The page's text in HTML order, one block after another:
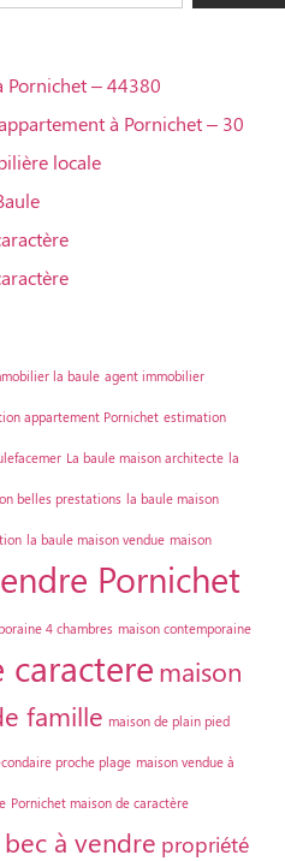
Pornichet – 44380
à Pornichet – 30
locale
la baule agent immobilier
appartement Pornichet estimation
La baule maison architecte la
belles prestations la baule maison
la baule maison vendue maison
Pornichet
4 chambres maison contemporaine
caractere maison
famille maison de plain pied
proche plage maison vendue à
Pornichet maison de caractère
à vendre propriété